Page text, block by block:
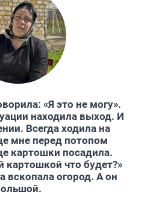
«Я это не могу».
находила выход. И
Всегда ходила на
мне перед потопом
картошки посадила.
картошкой что будет?»
вскопала огород. А он